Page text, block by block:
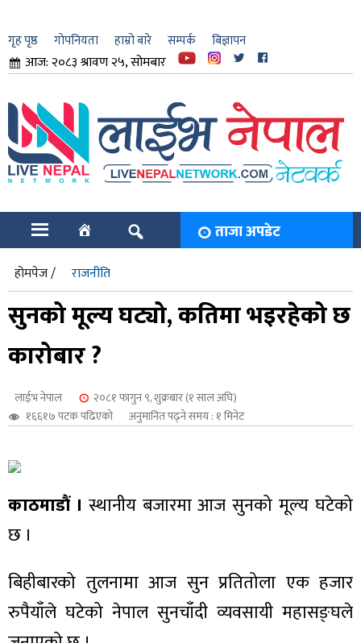
गृह पृष्ठ गोपनियता हाम्रो बारे सम्पर्क बिज्ञापन
आज: २०८३ श्रावण २५, सोमबार
ताजा अपडेट
होमपेज / राजनीति
सुनको मूल्य घट्यो, कतिमा भइरहेको छ
कारोबार ?
लाईभ नेपाल
२०८१ फागुन ९, शुक्रबार (१ साल अघि)
१६६१७ पटक पढिएको
अनुमानित पढ्ने समय : १ मिनेट
काठमाडौं । स्थानीय बजारमा आज सुनको मूल्य घटेको
छ ।
बिहीबारको तुलनामा आज सुन प्रतितोला एक हजार
रुपैयाँले घटेको नेपाल सुनचाँदी व्यवसायी महासङ्घले